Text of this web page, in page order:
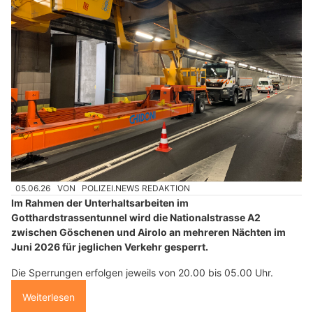
05.06.26 VON POLIZEI.NEWS REDAKTION
Im Rahmen der Unterhaltsarbeiten im
Gotthardstrassentunnel wird die Nationalstrasse A2
zwischen Göschenen und Airolo an mehreren Nächten im
Juni 2026 für jeglichen Verkehr gesperrt.
Die Sperrungen erfolgen jeweils von 20.00 bis 05.00 Uhr.
Weiterlesen